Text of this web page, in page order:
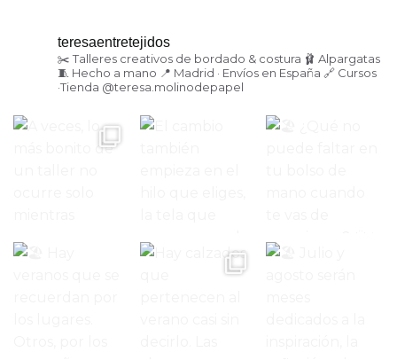
teresaentretejidos
✂️ Talleres creativos de bordado & costura 🩰 Alpargatas
🧵 Hecho a mano 📍 Madrid · Envíos en España 🔗 Cursos
·Tienda @teresa.molinodepapel